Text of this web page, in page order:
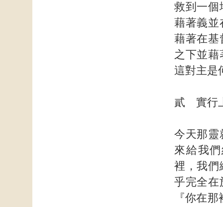
救到一個
藉著義並
藉著在基
之下並
這對主是
貳 實行
今天那靈
來給我
裡，我們
乎完全在
『你在